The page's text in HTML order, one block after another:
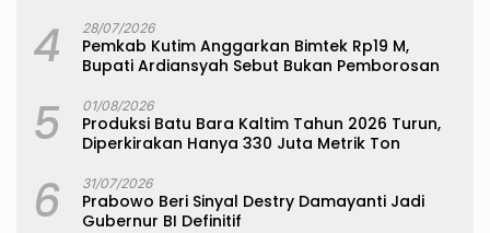
4 28/07/2026
Pemkab Kutim Anggarkan Bimtek Rp19 M,
Bupati Ardiansyah Sebut Bukan Pemborosan
5 01/08/2026
Produksi Batu Bara Kaltim Tahun 2026 Turun,
Diperkirakan Hanya 330 Juta Metrik Ton
6 31/07/2026
Prabowo Beri Sinyal Destry Damayanti Jadi
Gubernur BI Definitif